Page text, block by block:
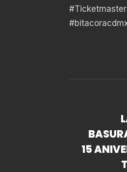
#Ticketmaster
15